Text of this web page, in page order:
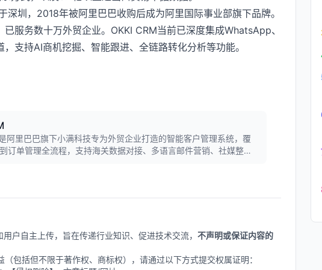
深圳，2018年被阿里巴巴收购后成为阿里国际事业部旗下品牌。
服务数十万外贸企业。OKKI CRM当前已深度集成WhatsApp、
支持AI商机挖掘、智能跟进、全链路转化分析等功能。
阿里巴巴旗下小满科技专为外贸企业打造的智能客户管理系统，覆
订单管理全流程，支持海关数据对接、多语言邮件营销、社媒整合
户自主上传，旨在传递行业知识、促进技术交流， 不声明或保证内容的
包括但不限于著作权、商标权），请通过以下方式提交权属证明：